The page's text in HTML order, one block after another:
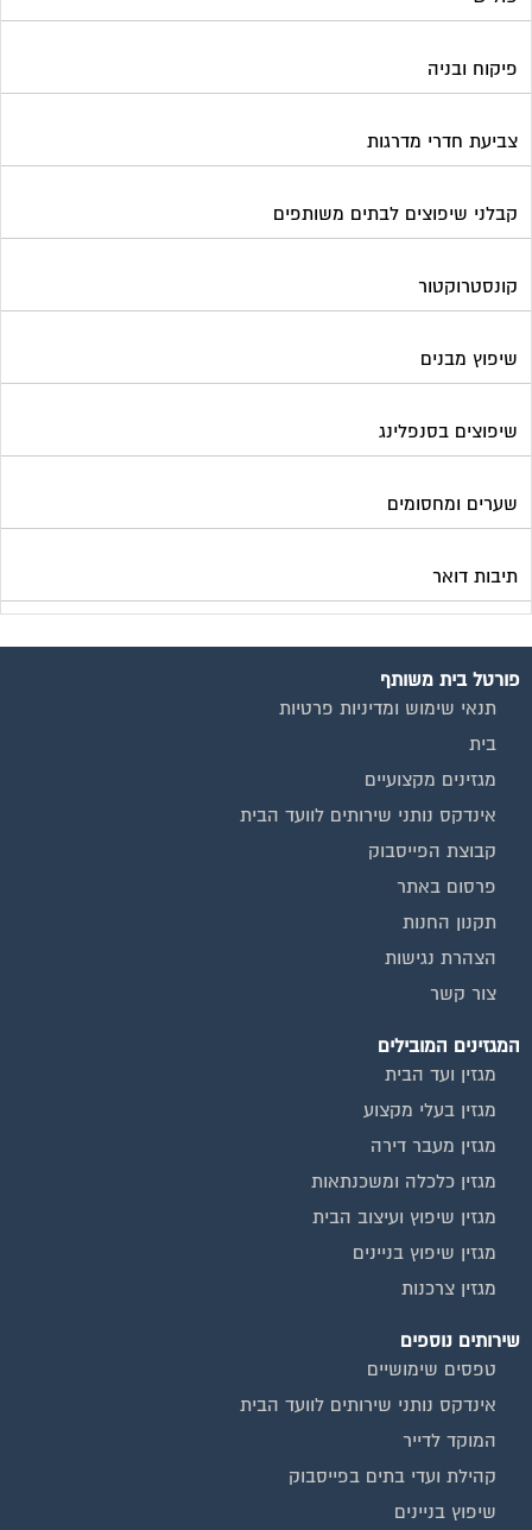
פיקוח ובניה
צביעת חדרי מדרגות
קבלני שיפוצים לבתים משותפים
קונסטרוקטור
שיפוץ מבנים
שיפוצים בסנפלינג
שערים ומחסומים
תיבות דואר
פורטל בית משותף
תנאי שימוש ומדיניות פרטיות
בית
מגזינים מקצועיים
אינדקס נותני שירותים לוועד הבית
קבוצת הפייסבוק
פרסום באתר
תקנון החנות
הצהרת נגישות
צור קשר
המגזינים המובילים
מגזין ועד הבית
מגזין בעלי מקצוע
מגזין מעבר דירה
מגזין כלכלה ומשכנתאות
מגזין שיפוץ ועיצוב הבית
מגזין שיפוץ בניינים
מגזין צרכנות
שירותים נוספים
טפסים שימושיים
אינדקס נותני שירותים לוועד הבית
המוקד לדייר
קהילת ועדי בתים בפייסבוק
שיפוץ בניינים